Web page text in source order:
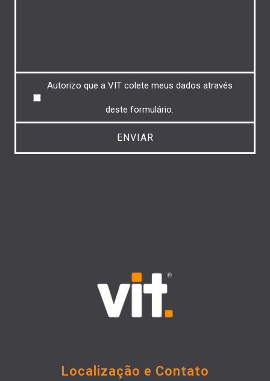
Autorizo ​​que a VIT colete meus dados através
deste formulário.
Localização e Contato